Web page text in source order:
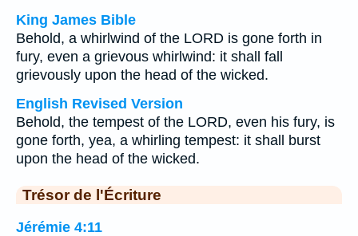
King James Bible
Behold, a whirlwind of the LORD is gone forth in
fury, even a grievous whirlwind: it shall fall
grievously upon the head of the wicked.
English Revised Version
Behold, the tempest of the LORD, even his fury, is
gone forth, yea, a whirling tempest: it shall burst
upon the head of the wicked.
Trésor de l'Écriture
Jérémie 4:11